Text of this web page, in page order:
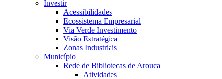
Investir
Acessibilidades
Ecossistema Empresarial
Via Verde Investimento
Visão Estratégica
Zonas Industriais
Município
Rede de Bibliotecas de Arouca
Atividades